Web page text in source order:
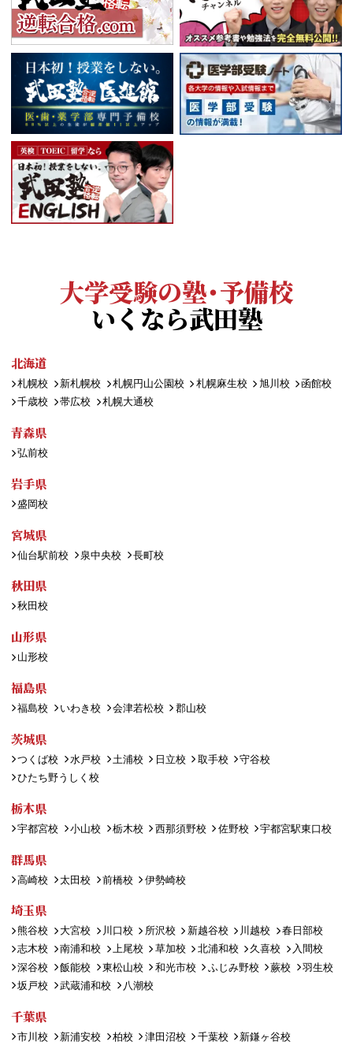
大学受験の塾・予備校
いくなら武田塾
北海道
札幌校 新札幌校 札幌円山公園校 札幌麻生校 旭川校
函館校
千歳校
帯広校 札幌大通校
青森県
弘前校
岩手県
盛岡校
宮城県
仙台駅前校 泉中央校 長町校
秋田県
秋田校
山形県
山形校
福島県
福島校 いわき校 会津若松校 郡山校
茨城県
つくば校 水戸校 土浦校 日立校 取手校
守谷校
ひたち野うしく校
栃木県
宇都宮校 小山校 栃木校 西那須野校 佐野校 宇都宮駅東口校
群馬県
高崎校 太田校 前橋校 伊勢崎校
埼玉県
熊谷校 大宮校 川口校 所沢校 新越谷校 川越校
春日部校
志木校
南浦和校 上尾校 草加校 北浦和校 久喜校
入間校
深谷校
飯能校 東松山校 和光市校 ふじみ野校 蕨校
羽生校
坂戸校
武蔵浦和校 八潮校
千葉県
市川校 新浦安校 柏校 津田沼校 千葉校
新鎌ヶ谷校